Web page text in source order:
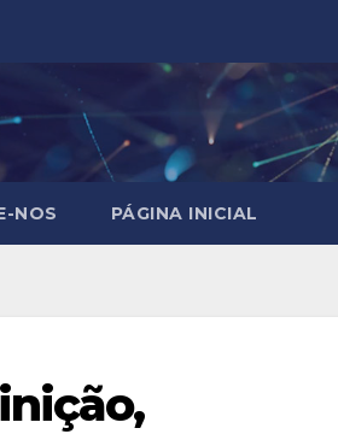
NOS PÁGINA INICIAL